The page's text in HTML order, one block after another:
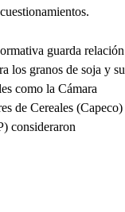
guarda relación
los granos de soja y su
como la Cámara
de Cereales (Capeco)
consideraron